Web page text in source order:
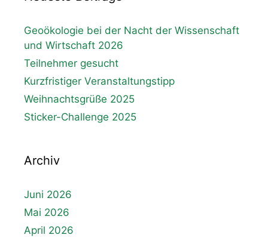
Geoökologie bei der Nacht der Wissenschaft
und Wirtschaft 2026
Teilnehmer gesucht
Kurzfristiger Veranstaltungstipp
Weihnachtsgrüße 2025
Sticker-Challenge 2025
Archiv
Juni 2026
Mai 2026
April 2026